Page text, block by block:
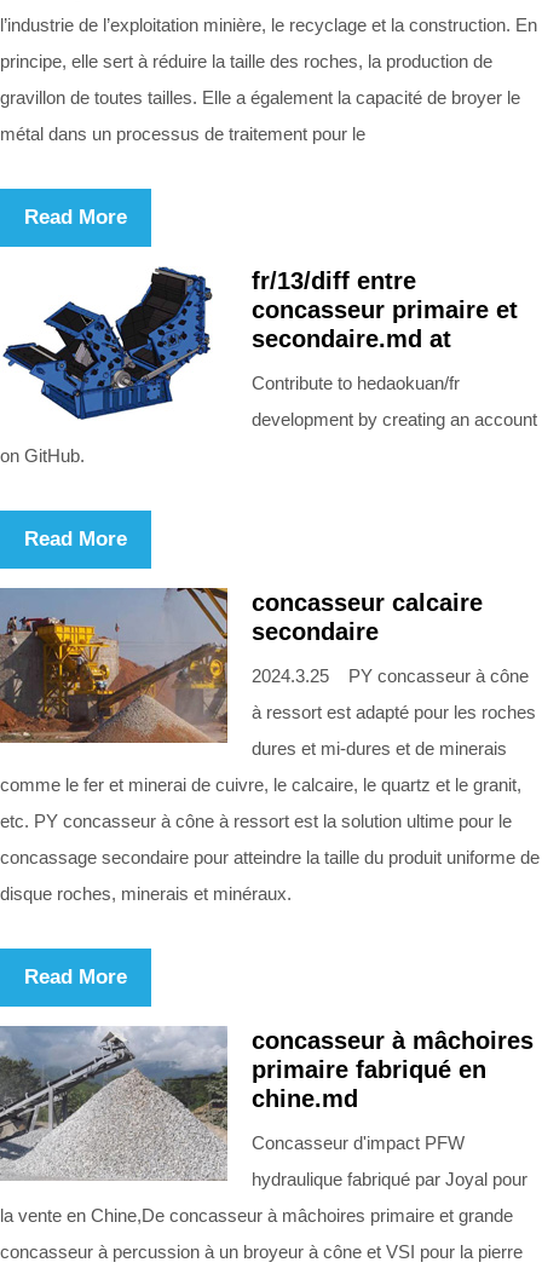
l’industrie de l’exploitation minière, le recyclage et la construction. En
principe, elle sert à réduire la taille des roches, la production de
gravillon de toutes tailles. Elle a également la capacité de broyer le
métal dans un processus de traitement pour le
Read More
fr/13/diff entre
concasseur primaire et
secondaire.md at
Contribute to hedaokuan/fr
development by creating an account
on GitHub.
Read More
concasseur calcaire
secondaire
2024.3.25 PY concasseur à cône
à ressort est adapté pour les roches
dures et mi-dures et de minerais
comme le fer et minerai de cuivre, le calcaire, le quartz et le granit,
etc. PY concasseur à cône à ressort est la solution ultime pour le
concassage secondaire pour atteindre la taille du produit uniforme de
disque roches, minerais et minéraux.
Read More
concasseur à mâchoires
primaire fabriqué en
chine.md
Concasseur d'impact PFW
hydraulique fabriqué par Joyal pour
la vente en Chine,De concasseur à mâchoires primaire et grande
concasseur à percussion à un broyeur à cône et VSI pour la pierre